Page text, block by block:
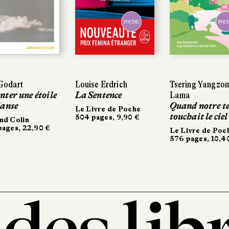
une étoile
22,90 €
POCHE
Louise Erdrich
La Sentence
Le Livre de Poche
504 pages, 9,90 €
POCHE
Tsering Yangzom
Lama
Quand notre
touchait le ciel
Le Livre de Poche
576 pages, 10,40 €
une étoile
22,90 €
POCHE
Louise Erdrich
La Sentence
Le Livre de Poche
504 pages, 9,90 €
POCHE
Tsering Yangzom
Lama
Quand notre
touchait le ciel
Le Livre de Poche
576 pages, 10,40 €